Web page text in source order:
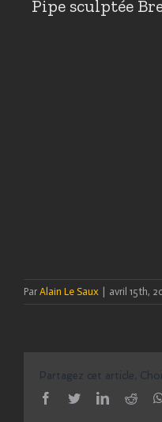
Pipe sculptée
Par Alain Le Saux avril 15th,
Partagez cet article,
facebook
twitterlinkedin